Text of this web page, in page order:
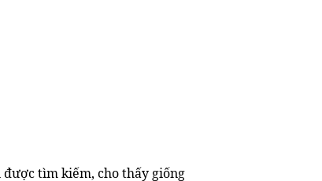
tìm kiếm, cho thấy giống